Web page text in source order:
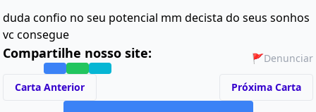
duda confio no seu potencial mm decista do seus sonhos
vc consegue
Compartilhe nosso site: 🚩Denunciar
Carta Anterior Próxima Carta